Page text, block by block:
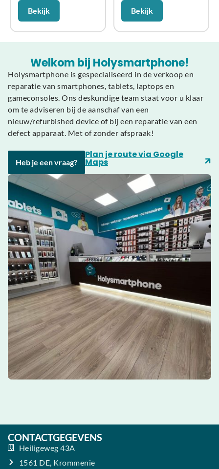
Bekijk Bekijk
Welkom bij Holysmartphone!
Holysmartphone is gespecialiseerd in de verkoop en
reparatie van smartphones, tablets, laptops en
gameconsoles. Ons deskundige team staat voor u klaar
om te adviseren bij de aanschaf van een
nieuw/refurbished device of bij een reparatie van een
defect apparaat. Met of zonder afspraak!
Heb je een vraag?
Plan je route via Google
Maps
CONTACTGEGEVENS
Heiligeweg 43A
1561 DE, Krommenie